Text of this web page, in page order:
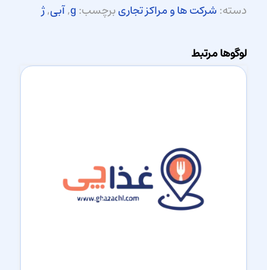
دسته:شرکت ها و مراکز تجاریبرچسب:g
,آبی,ژ
لوگوها مرتبط